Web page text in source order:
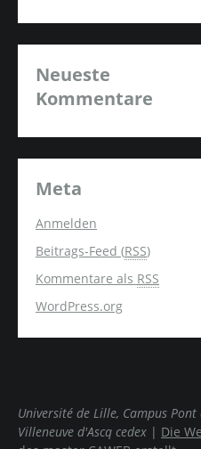
Neueste
Kommentare
Meta
Anmelden
Beitrags-Feed (RSS)
Kommentare als RSS
WordPress.org
Université de Lille, Campus
Villeneuve d'Ascq cedex | Die